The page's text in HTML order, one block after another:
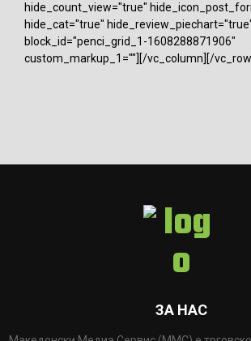
hide_count_view="true"
hide_cat="true"
block_id="penci_grid_1-1608288871906"
custom_markup_1=""][/vc_column][/
ЗА НАС